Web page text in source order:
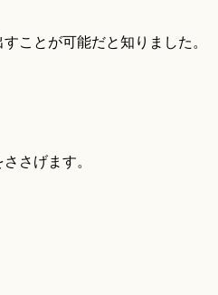
ことが可能だと知りました。
さげます。